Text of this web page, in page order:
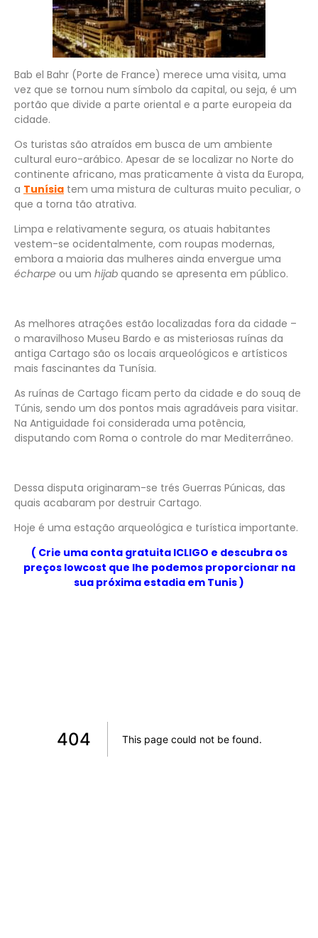
Bab el Bahr (Porte de France) merece uma visita, uma
vez que se tornou num símbolo da capital, ou seja, é um
portão que divide a parte oriental e a parte europeia da
cidade.
Os turistas são atraídos em busca de um ambiente
cultural euro-arábico. Apesar de se localizar no Norte do
continente africano, mas praticamente à vista da Europa,
a Tunísia tem uma mistura de culturas muito peculiar, o
que a torna tão atrativa.
Limpa e relativamente segura, os atuais habitantes
vestem-se ocidentalmente, com roupas modernas,
embora a maioria das mulheres ainda envergue uma
écharpe ou um hijab quando se apresenta em público.
As melhores atrações estão localizadas fora da cidade –
o maravilhoso Museu Bardo e as misteriosas ruínas da
antiga Cartago são os locais arqueológicos e artísticos
mais fascinantes da Tunísia.
As ruínas de Cartago ficam perto da cidade e do souq de
Túnis, sendo um dos pontos mais agradáveis para visitar.
Na Antiguidade foi considerada uma potência,
disputando com Roma o controle do mar Mediterrâneo.
Dessa disputa originaram-se trés Guerras Púnicas, das
quais acabaram por destruir Cartago.
Hoje é uma estação arqueológica e turística importante.
( Crie uma conta gratuita ICLIGO e descubra os
preços lowcost que lhe podemos proporcionar na
sua próxima estadia em Tunis )